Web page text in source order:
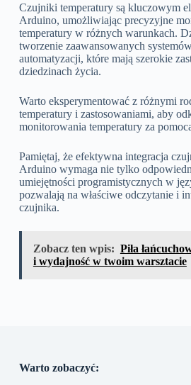
Czujniki temperatury są kluczowym
Arduino, umożliwiając precyzyjne
temperatury w różnych warunkach.
tworzenie zaawansowanych
automatyzacji, które mają szerokie
dziedzinach życia.
Warto eksperymentować z różnymi
temperatury i zastosowaniami, aby
monitorowania temperatury za
Pamiętaj, że efektywna integracja
Arduino wymaga nie tylko
umiejętności programistycznych w
pozwalają na właściwe odczytanie i
czujnika.
Zobacz ten wpis: Piła
i wydajność w twoim warsztacie
Warto zobaczyć: